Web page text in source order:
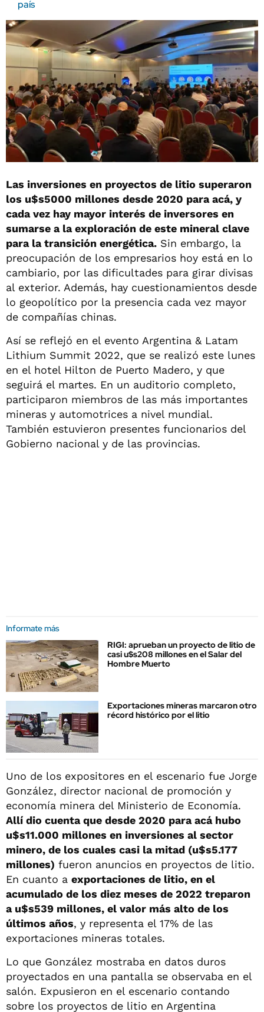
país
Las inversiones en proyectos de litio superaron
los u$s5000 millones desde 2020 para acá, y
cada vez hay mayor interés de inversores en
sumarse a la exploración de este mineral clave
para la transición energética. Sin embargo, la
preocupación de los empresarios hoy está en lo
cambiario, por las dificultades para girar divisas
al exterior. Además, hay cuestionamientos desde
lo geopolítico por la presencia cada vez mayor
de compañías chinas.
Así se reflejó en el evento Argentina & Latam
Lithium Summit 2022, que se realizó este lunes
en el hotel Hilton de Puerto Madero, y que
seguirá el martes. En un auditorio completo,
participaron miembros de las más importantes
mineras y automotrices a nivel mundial.
También estuvieron presentes funcionarios del
Gobierno nacional y de las provincias.
Informate más
RIGI: aprueban un proyecto de litio de
casi u$s208 millones en el Salar del
Hombre Muerto
Exportaciones mineras marcaron otro
récord histórico por el litio
Uno de los expositores en el escenario fue Jorge
González, director nacional de promoción y
economía minera del Ministerio de Economía.
Allí dio cuenta que desde 2020 para acá hubo
u$s11.000 millones en inversiones al sector
minero, de los cuales casi la mitad (u$s5.177
millones) fueron anuncios en proyectos de litio.
En cuanto a exportaciones de litio, en el
acumulado de los diez meses de 2022 treparon
a u$s539 millones, el valor más alto de los
últimos años, y representa el 17% de las
exportaciones mineras totales.
Lo que González mostraba en datos duros
proyectados en una pantalla se observaba en el
salón. Expusieron en el escenario contando
sobre los proyectos de litio en Argentina